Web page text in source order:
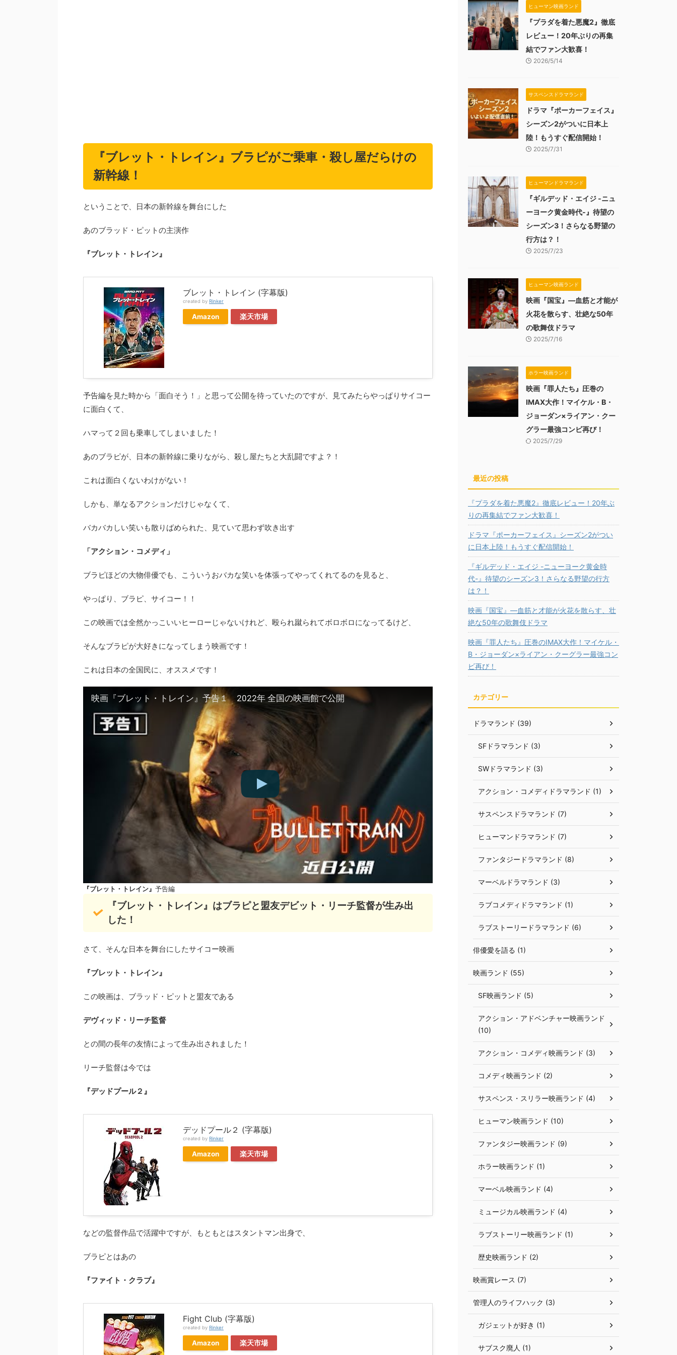
『ブレット・トレイン』ブラピがご乗車・殺し屋だらけの
新幹線！
ということで、日本の新幹線を舞台にした
あのブラッド・ピットの主演作
『ブレット・トレイン』
ブレット・トレイン (字幕版)
created by Rinker
Amazon 楽天市場
予告編を見た時から「面白そう！」と思って公開を待っていたのですが、見てみたらやっぱりサイコー
に面白くて、
ハマって２回も乗車してしまいました！
あのブラピが、日本の新幹線に乗りながら、殺し屋たちと大乱闘ですよ？！
これは面白くないわけがない！
しかも、単なるアクションだけじゃなくて、
バカバカしい笑いも散りばめられた、見ていて思わず吹き出す
「アクション・コメディ」
ブラピほどの大物俳優でも、こういうおバカな笑いを体張ってやってくれてるのを見ると、
やっぱり、ブラピ、サイコー！！
この映画では全然かっこいいヒーローじゃないけれど、殴られ蹴られてボロボロになってるけど、
そんなブラピが大好きになってしまう映画です！
これは日本の全国民に、オススメです！
映画『ブレット・トレイン』予告１ 2022年 全国の映画館で公開
『ブレット・トレイン』 予告編
『ブレット・トレイン』はブラピと盟友デビット・リーチ監督が生み出
した！
さて、そんな日本を舞台にしたサイコー映画
『ブレット・トレイン』
この映画は、ブラッド・ピットと盟友である
デヴィッド・リーチ監督
との間の長年の友情によって生み出されました！
リーチ監督は今では
『デッドプール２』
デッドプール２ (字幕版)
created by Rinker
Amazon 楽天市場
などの監督作品で活躍中ですが、もともとはスタントマン出身で、
ブラピとはあの
『ファイト・クラブ』
Fight Club (字幕版)
created by Rinker
Amazon 楽天市場
ヒューマン映画ランド
『プラダを着た悪魔2』徹底
レビュー！20年ぶりの再集
結でファン大歓喜！
2026/5/14
サスペンスドラマランド
ドラマ『ポーカーフェイス』
シーズン2がついに日本上
陸！もうすぐ配信開始！
2025/7/31
ヒューマンドラマランド
『ギルデッド・エイジ -ニュ
ーヨーク黄金時代-』待望の
シーズン3！さらなる野望の
行方は？！
2025/7/23
ヒューマン映画ランド
映画『国宝』―血筋と才能が
火花を散らす、壮絶な50年
の歌舞伎ドラマ
2025/7/16
ホラー映画ランド
映画『罪人たち』圧巻の
IMAX大作！マイケル・B・
ジョーダン×ライアン・クー
グラー最強コンビ再び！
2025/7/29
最近の投稿
『プラダを着た悪魔2』徹底レビュー！20年ぶ
りの再集結でファン大歓喜！
ドラマ『ポーカーフェイス』シーズン2がつい
に日本上陸！もうすぐ配信開始！
『ギルデッド・エイジ -ニューヨーク黄金時
代-』待望のシーズン3！さらなる野望の行方
は？！
映画『国宝』―血筋と才能が火花を散らす、壮
絶な50年の歌舞伎ドラマ
映画『罪人たち』圧巻のIMAX大作！マイケル・
B・ジョーダン×ライアン・クーグラー最強コン
ビ再び！
カテゴリー
ドラマランド (39)
SFドラマランド (3)
SWドラマランド (3)
アクション・コメディドラマランド (1)
サスペンスドラマランド (7)
ヒューマンドラマランド (7)
ファンタジードラマランド (8)
マーベルドラマランド (3)
ラブコメディドラマランド (1)
ラブストーリードラマランド (6)
俳優愛を語る (1)
映画ランド (55)
SF映画ランド (5)
アクション・アドベンチャー映画ランド
(10)
アクション・コメディ映画ランド (3)
コメディ映画ランド (2)
サスペンス・スリラー映画ランド (4)
ヒューマン映画ランド (10)
ファンタジー映画ランド (9)
ホラー映画ランド (1)
マーベル映画ランド (4)
ミュージカル映画ランド (4)
ラブストーリー映画ランド (1)
歴史映画ランド (2)
映画賞レース (7)
管理人のライフハック (3)
ガジェットが好き (1)
サブスク廃人 (1)